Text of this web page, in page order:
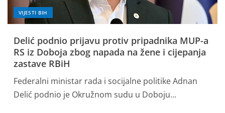
VIJESTI BIH
Delić podnio prijavu protiv pripadnika MUP-a
RS iz Doboja zbog napada na žene i cijepanja
zastave RBiH
Federalni ministar rada i socijalne politike Adnan
Delić podnio je Okružnom sudu u Doboju...